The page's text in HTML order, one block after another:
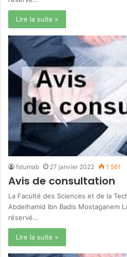
Lire la suite »
fstumab 27 janvier 2022 1 561
Avis de consultation
La Faculté des Sciences et de la
Abdelhamid Ibn Badis Mostaganem
réservé…
Lire la suite »